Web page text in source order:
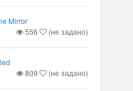
Mirror
556 (не задано)
809 (не задано)